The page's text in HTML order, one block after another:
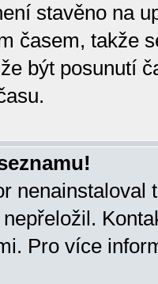
stavěno na
časem, takže
být posunutí
nenainstaloval
Pro více